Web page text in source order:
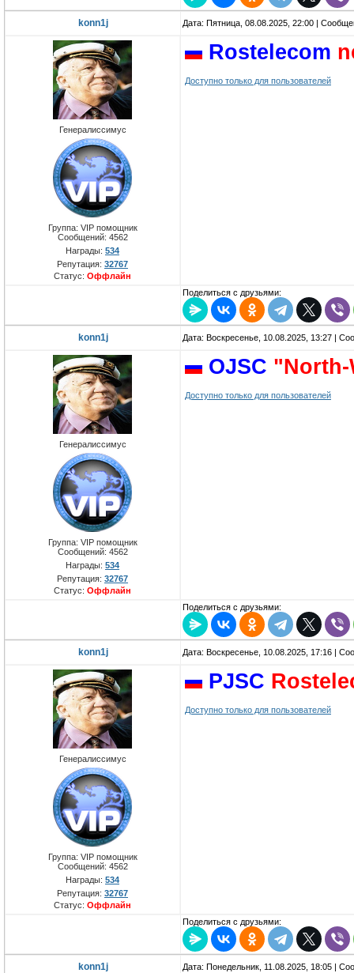
konn1j Дата: Пятница, 08.08.2025, 22:00 |
Генералиссимус
Группа: VIP помощник
Сообщений: 4562
Награды: 534
Репутация: 32767
Статус: Оффлайн
Rostelecom
Доступно только для пользователей
Поделиться с друзьями:
konn1j Дата: Воскресенье, 10.08.2025, 13:27 |
Генералиссимус
Группа: VIP помощник
Сообщений: 4562
Награды: 534
Репутация: 32767
Статус: Оффлайн
OJSC "North-
Доступно только для пользователей
Поделиться с друзьями:
konn1j Дата: Воскресенье, 10.08.2025, 17:16 |
Генералиссимус
Группа: VIP помощник
Сообщений: 4562
Награды: 534
Репутация: 32767
Статус: Оффлайн
PJSC
Доступно только для пользователей
Поделиться с друзьями:
konn1j Дата: Понедельник, 11.08.2025, 18:05 |